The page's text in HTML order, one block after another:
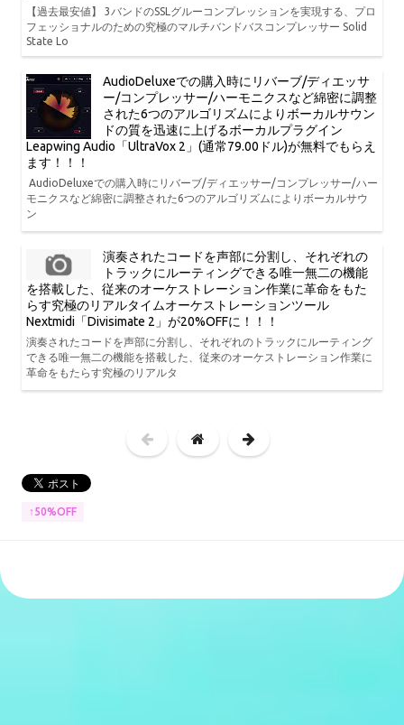
【過去最安値】 3バンドのSSLグルーコンプレッションを実現する、プロ
フェッショナルのための究極のマルチバンドバスコンプレッサー Solid
State Lo
AudioDeluxeでの購入時にリバーブ/ディエッサ
ー/コンプレッサー/ハーモニクスなど綿密に調整
された6つのアルゴリズムによりボーカルサウン
ドの質を迅速に上げるボーカルプラグイン
Leapwing Audio「UltraVox 2」(通常79.00ドル)が無料でもらえ
ます！！！
AudioDeluxeでの購入時にリバーブ/ディエッサー/コンプレッサー/ハー
モニクスなど綿密に調整された6つのアルゴリズムによりボーカルサウ
ン
演奏されたコードを声部に分割し、それぞれの
トラックにルーティングできる唯一無二の機能
を搭載した、従来のオーケストレーション作業に革命をもた
らす究極のリアルタイムオーケストレーションツール
Nextmidi「Divisimate 2」が20%OFFに！！！
演奏されたコードを声部に分割し、それぞれのトラックにルーティング
できる唯一無二の機能を搭載した、従来のオーケストレーション作業に
革命をもたらす究極のリアルタ
↑50%OFF